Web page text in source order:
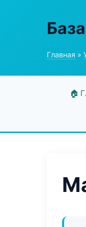
Главная »
🏠